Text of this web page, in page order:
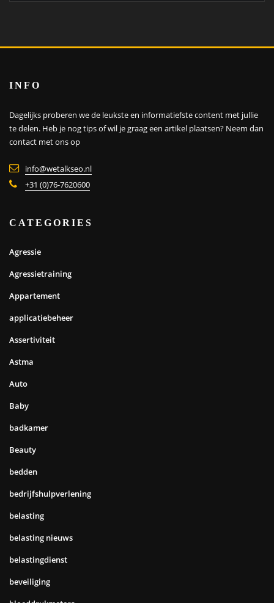
INFO
Dagelijks proberen we de leukste en informatiefste content met jullie
te delen. Heb je nog tips of wil je graag een artikel plaatsen? Neem dan
contact met ons op
info@wetalkseo.nl
+31 (0)76-7620600
CATEGORIES
Agressie
Agressietraining
Appartement
applicatiebeheer
Assertiviteit
Astma
Auto
Baby
badkamer
Beauty
bedden
bedrijfshulpverlening
belasting
belasting nieuws
belastingdienst
beveiliging